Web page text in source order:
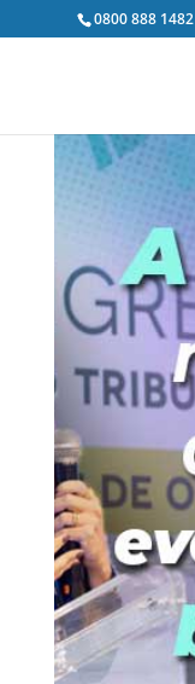
0800 888 1482